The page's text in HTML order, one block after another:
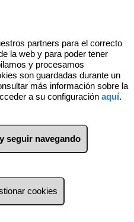
- Canteras (Las
Filtros
partners para el correcto
la web y para poder tener
y procesamos
son guardadas durante un
más información sobre la
a su configuración aquí.
seguir navegando
cookies